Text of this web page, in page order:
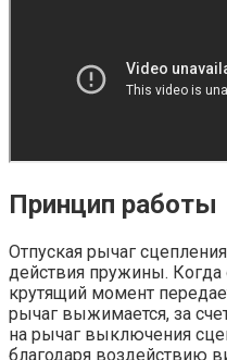
Принцип работы
Отпуская рычаг
действия пружины. Когда
крутящий момент
рычаг выжимается, за
на рычаг выключения
благодаря воздействию